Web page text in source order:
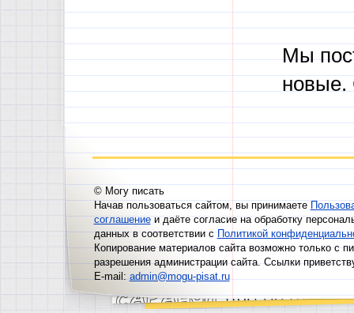
Мы
новые.
© Могу писать
Начав пользоваться сайтом, вы принимаете
соглашениеи даёте согласие на обработку
данных в соответствии сПолитикой
Копирование материалов сайта возможно только с
разрешения администрации сайта. Ссылки
E-mail:admin@mogu-pisat.ru